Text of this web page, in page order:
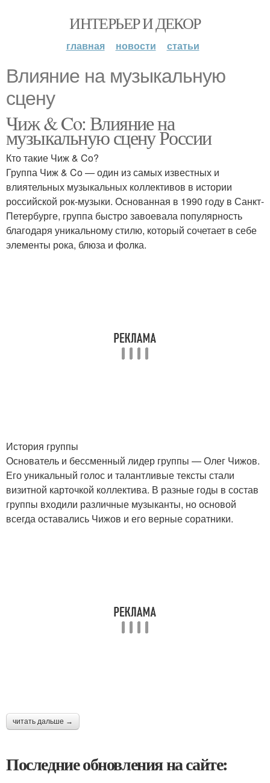
ИНТЕРЬЕР И ДЕКОР
главная новости статьи
Влияние на музыкальную
сцену
Чиж & Co: Влияние на
музыкальную сцену России
Кто такие Чиж & Co?
Группа Чиж & Co — один из самых известных и
влиятельных музыкальных коллективов в истории
российской рок-музыки. Основанная в 1990 году в Санкт-
Петербурге, группа быстро завоевала популярность
благодаря уникальному стилю, который сочетает в себе
элементы рока, блюза и фолка.
История группы
Основатель и бессменный лидер группы — Олег Чижов.
Его уникальный голос и талантливые тексты стали
визитной карточкой коллектива. В разные годы в состав
группы входили различные музыканты, но основой
всегда оставались Чижов и его верные соратники.
читать дальше →
Последние обновления на сайте: